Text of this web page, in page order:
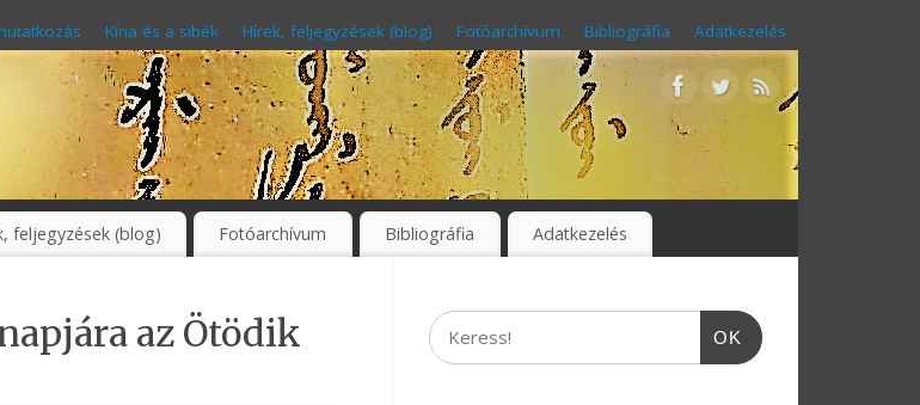
Kína és a sibék Hírek, feljegyzések (blog) Fotóarchívum Bibliográfia Adatkezelés
feljegyzések (blog) Fotóarchívum Bibliográfia Adatkezelés
az Ötödik
OK